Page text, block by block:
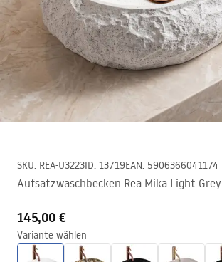
SKU: REA-U3223ID: 13719EAN: 5906366041174
Aufsatzwaschbecken Rea Mika Light Grey
145,00 €
Variante wählen